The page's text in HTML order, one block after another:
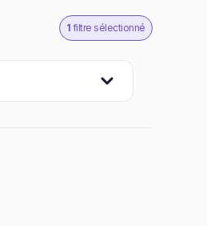
1 filtre sélectionné